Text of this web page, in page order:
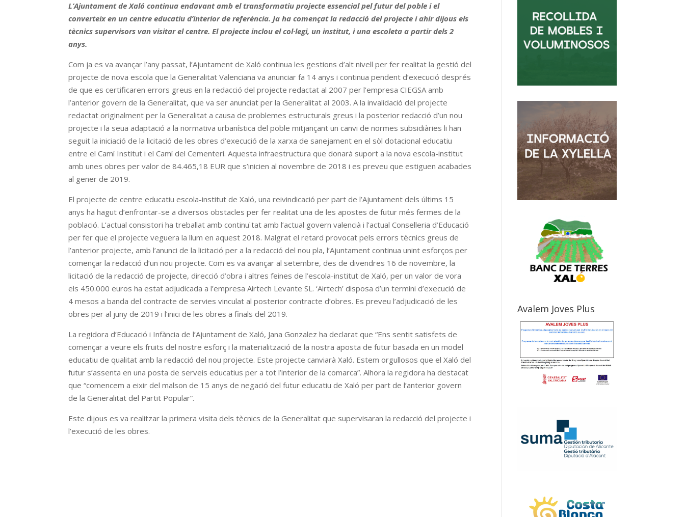
L’Ajuntament de Xaló continua endavant amb el transformatiu projecte essencial pel futur del poble i el
converteix en un centre educatiu d’interior de referència. Ja ha començat la redacció del projecte i ahir dijous els
tècnics supervisors van visitar el centre. El projecte inclou el col·legi, un institut, i una escoleta a partir dels 2
anys.
Com ja es va avançar l’any passat, l’Ajuntament de Xaló continua les gestions d’alt nivell per fer realitat la gestió del
projecte de nova escola que la Generalitat Valenciana va anunciar fa 14 anys i continua pendent d’execució després
de que es certificaren errors greus en la redacció del projecte redactat al 2007 per l’empresa CIEGSA amb
l’anterior govern de la Generalitat, que va ser anunciat per la Generalitat al 2003. A la invalidació del projecte
redactat originalment per la Generalitat a causa de problemes estructurals greus i la posterior redacció d’un nou
projecte i la seua adaptació a la normativa urbanística del poble mitjançant un canvi de normes subsidiàries li han
seguit la iniciació de la licitació de les obres d’execució de la xarxa de sanejament en el sòl dotacional educatiu
entre el Camí Institut i el Camí del Cementeri. Aquesta infraestructura que donarà suport a la nova escola-institut
amb unes obres per valor de 84.465,18 EUR que s’inicien al novembre de 2018 i es preveu que estiguen acabades
al gener de 2019.
El projecte de centre educatiu escola-institut de Xaló, una reivindicació per part de l’Ajuntament dels últims 15
anys ha hagut d’enfrontar-se a diversos obstacles per fer realitat una de les apostes de futur més fermes de la
població. L’actual consistori ha treballat amb continuïtat amb l’actual govern valencià i l’actual Conselleria d’Educació
per fer que el projecte veguera la llum en aquest 2018. Malgrat el retard provocat pels errors tècnics greus de
l’anterior projecte, amb l’anunci de la licitació per a la redacció del nou pla, l’Ajuntament continua unint esforços per
començar la redacció d’un nou projecte. Com es va avançar al setembre, des de divendres 16 de novembre, la
licitació de la redacció de projecte, direcció d’obra i altres feines de l’escola-institut de Xaló, per un valor de vora
els 450.000 euros ha estat adjudicada a l’empresa Airtech Levante SL. ‘Airtech’ disposa d’un termini d’execució de
4 mesos a banda del contracte de servies vinculat al posterior contracte d’obres. Es preveu l’adjudicació de les
obres per al juny de 2019 i l’inici de les obres a finals del 2019.
La regidora d’Educació i Infància de l’Ajuntament de Xaló, Jana Gonzalez ha declarat que “Ens sentit satisfets de
començar a veure els fruits del nostre esforç i la materialització de la nostra aposta de futur basada en un model
educatiu de qualitat amb la redacció del nou projecte. Este projecte canviarà Xaló. Estem orgullosos que el Xaló del
futur s’assenta en una posta de serveis educatius per a tot l’interior de la comarca”. Alhora la regidora ha destacat
que “comencem a eixir del malson de 15 anys de negació del futur educatiu de Xaló per part de l’anterior govern
de la Generalitat del Partit Popular”.
Este dijous es va realitzar la primera visita dels tècnics de la Generalitat que supervisaran la redacció del projecte i
l’execució de les obres.
Avalem Joves Plus